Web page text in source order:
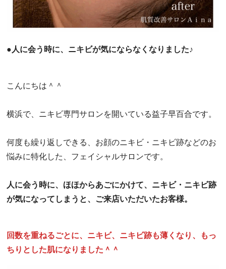
●人に会う時に、ニキビが気にならなくなりました♪
こんにちは＾＾
横浜で、ニキビ専門サロンを開いている益子早百合です。
何度も繰り返しできる、お顔のニキビ・ニキビ跡などのお
悩みに特化した、フェイシャルサロンです。
人に会う時に、ほほからあごにかけて、ニキビ・ニキビ跡
が気になってしまうと、ご来店いただいたお客様。
回数を重ねるごとに、ニキビ、ニキビ跡も薄くなり、もっ
ちりとした肌になりました＾＾